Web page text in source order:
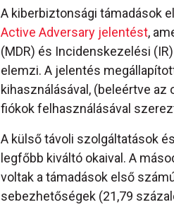
A kiberbiztonsági támadások
Active Adversary jelentést,
(MDR) és Incidenskezelési
elemzi. A jelentés
kihasználásával, (beleértve
fiókok felhasználásával
A külső távoli szolgáltatások
legfőbb kiváltó okaival. A
voltak a támadások első
sebezhetőségek (21,79